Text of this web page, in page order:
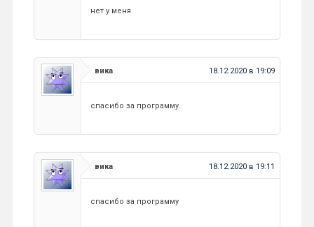
нет у меня
вика 18.12.2020 в 19:09
спасибо за программу.
вика 18.12.2020 в 19:11
спасибо за программу